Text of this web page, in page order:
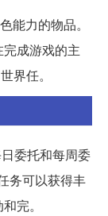
能力的物品。
成游戏的主
界任。
委托和每周委
务可以获得丰
完。